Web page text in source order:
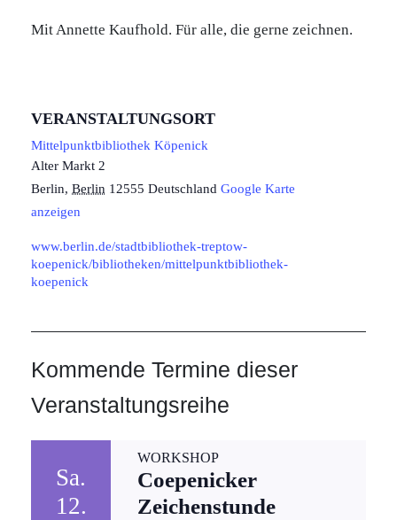
Mit Annette Kaufhold. Für alle, die gerne zeichnen.
VERANSTALTUNGSORT
Mittelpunktbibliothek Köpenick
Alter Markt 2
Berlin, Berlin 12555 Deutschland Google Karte
anzeigen
www.berlin.de/stadtbibliothek-treptow-
koepenick/bibliotheken/mittelpunktbibliothek-
koepenick
Kommende Termine dieser
Veranstaltungsreihe
Sa.
12.
WORKSHOP
Coepenicker
Zeichenstunde